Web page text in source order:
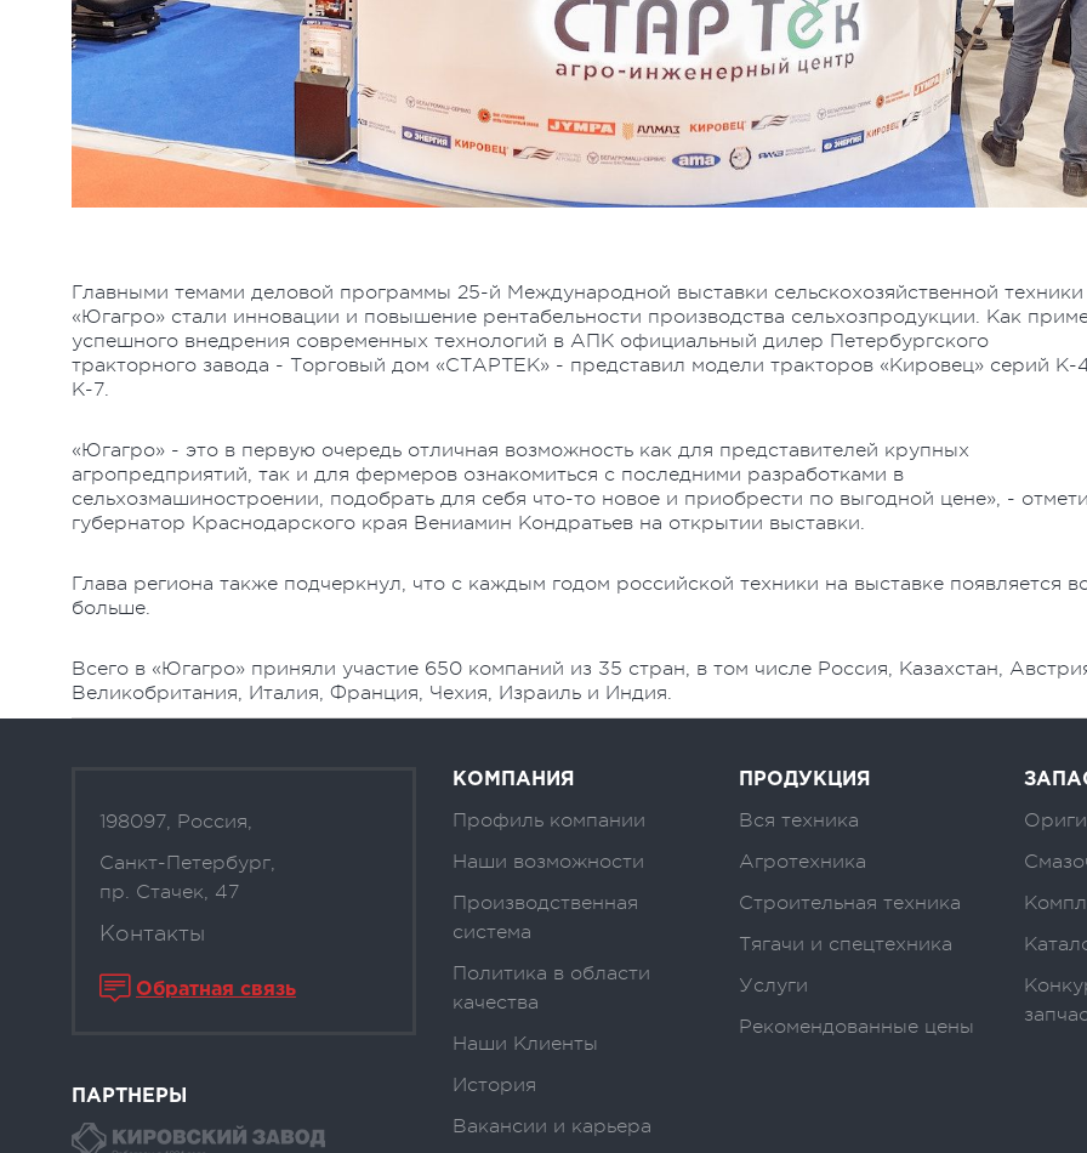
Главными темами деловой программы 25-й Международной выставки сельскохозяйственной техники
«Югагро» стали инновации и повышение рентабельности производства сельхозпродукции. Как
успешного внедрения современных технологий в АПК официальный дилер Петербургского
тракторного завода - Торговый дом «СТАРТЕК» - представил модели тракторов «Кировец» серий К-
К-7.
«Югагро» - это в первую очередь отличная возможность как для представителей крупных
агропредприятий, так и для фермеров ознакомиться с последними разработками в
сельхозмашиностроении, подобрать для себя что-то новое и приобрести по выгодной цене», -
губернатор Краснодарского края Вениамин Кондратьев на открытии выставки.
Глава региона также подчеркнул, что с каждым годом российской техники на выставке появляется
больше.
Всего в «Югагро» приняли участие 650 компаний из 35 стран, в том числе Россия, Казахстан,
Великобритания, Италия, Франция, Чехия, Израиль и Индия.
198097, Россия,
Санкт-Петербург,
пр. Стачек, 47
Контакты
Обратная связь
ПАРТНЕРЫ
КОМПАНИЯ
Профиль компании
Наши возможности
Производственная
система
Политика в области
качества
Наши Клиенты
История
Вакансии и карьера
ПРОДУКЦИЯ
Вся техника
Агротехника
Строительная техника
Тягачи и спецтехника
Услуги
Рекомендованные цены